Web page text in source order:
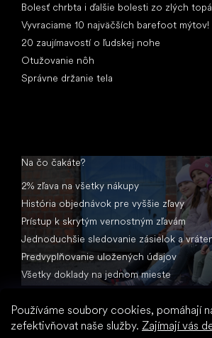
Používáme soubory cookies, pomáhají
zefektivňovat naše služby. Zajímají vás
Bolesť chrbta i ďalšie bolesti zo zlých
Vyvraciame 10 najväčších barefoot mýtov!
20 zaujímavostí o ľudskej nohe
Otužovanie nôh
Správne držanie tela
Na čo čakáte?
2% zľava na všetky nákupy
História objednávok pre vyššie zľavy
Prístup k skrytým vernostným zľavám
Jednoduchšie sledovanie zásielok a
Predvyplňovanie uložených údajov
Všetky doklady na jednom mieste